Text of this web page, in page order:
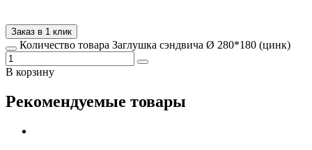
Заказ в 1 клик
Количество товара Заглушка сэндвича Ø 280*180 (цинк)
В корзину
Рекомендуемые товары